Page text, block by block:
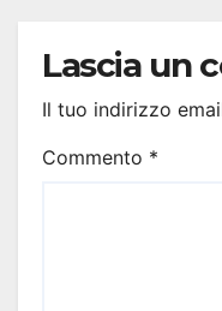
Lascia un
Il tuo indirizzo
Commento *